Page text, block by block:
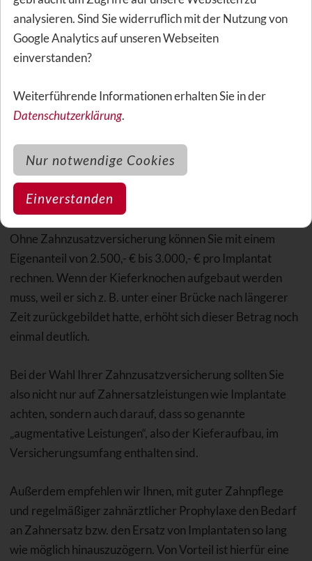
sie die Versicherungsleistung auf höchstens 3 weitere
Implantate.
über den optimalen Zahnersatz, indem Sie eine
Zahnzusatzversicherung ohne Tarifaufschläge und
Bezahlbare Implantate dank
Zahnzusatzversicherung
Ohne Zahnzusatzversicherung können Sie mit einem
Eigenanteil von 2.500,- € bis 3.000,- € pro Implantat
rechnen. Wenn der Kieferknochen aufgebaut werden
muss, weil er sich z. B. unter einer Brücke nach längerer
Zeit zurückgebildet hatte, erhöht sich dieser Betrag noch
einmal deutlich.
Bei der Wahl Ihrer Zahnzusatzversicherung sollten Sie
also nicht nur auf Zahnersatzleistungen wie Implantate
achten, sondern auch darauf, dass so genannte
„augmentative Leistungen“, also der Kieferaufbau, im
Versicherungsumfang enthalten sind.
Außerdem empfehlen wir Ihnen, mit guter Zahnpflege
und regelmäßiger zahnärztlicher Prophylaxe den Bedarf
an Zahnersatz bzw. den Ersatz von Implantaten so lang
wie möglich hinauszuzögern. Von Vorteil ist hierfür eine
analysieren. Sind Sie widerruflich mit der Nutzung von
Google Analytics auf unseren Webseiten
einverstanden?
Weiterführende Informationen erhalten Sie in der
Datenschutzerklärung.
Nur notwendige Cookies
Einverstanden